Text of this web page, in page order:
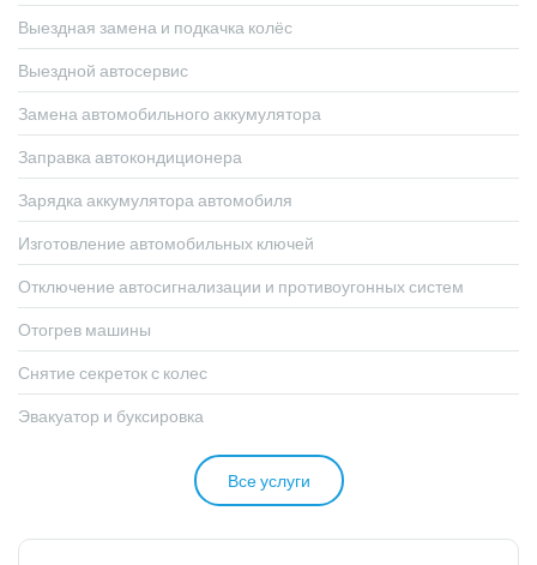
Выездная замена и подкачка колёс
Выездной автосервис
Замена автомобильного аккумулятора
Заправка автокондиционера
Зарядка аккумулятора автомобиля
Изготовление автомобильных ключей
Отключение автосигнализации и противоугонных систем
Отогрев машины
Снятие секреток с колес
Эвакуатор и буксировка
Все услуги